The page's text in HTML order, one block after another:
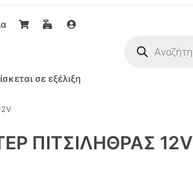
σε εξέλιξη
ΠΙΤΣΙΛΗΘΡΑΣ 12V